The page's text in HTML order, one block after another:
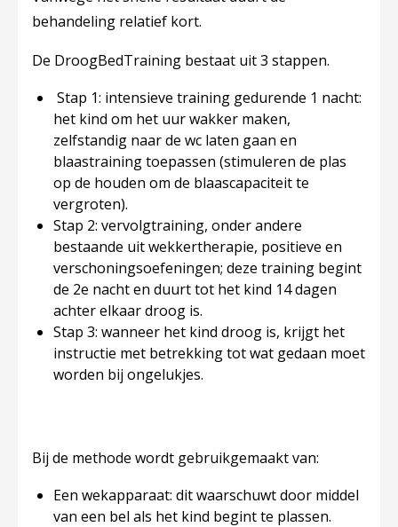
behandeling relatief kort.
De DroogBedTraining bestaat uit 3 stappen.
Stap 1: intensieve training gedurende 1 nacht:
het kind om het uur wakker maken,
zelfstandig naar de wc laten gaan en
blaastraining toepassen (stimuleren de plas
op de houden om de blaascapaciteit te
vergroten).
Stap 2: vervolgtraining, onder andere
bestaande uit wekkertherapie, positieve en
verschoningsoefeningen; deze training begint
de 2e nacht en duurt tot het kind 14 dagen
achter elkaar droog is.
Stap 3: wanneer het kind droog is, krijgt het
instructie met betrekking tot wat gedaan moet
worden bij ongelukjes.
Bij de methode wordt gebruikgemaakt van:
Een wekapparaat: dit waarschuwt door middel
van een bel als het kind begint te plassen.